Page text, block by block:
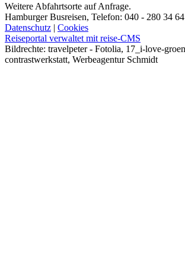
Weitere Abfahrtsorte auf Anfrage.
Hamburger Busreisen, Telefon: 040 - 280 34 64
Datenschutz | Cookies
Reiseportal verwaltet mit reise-CMS
Bildrechte: travelpeter - Fotolia, 17_i-love-
contrastwerkstatt, Werbeagentur Schmidt